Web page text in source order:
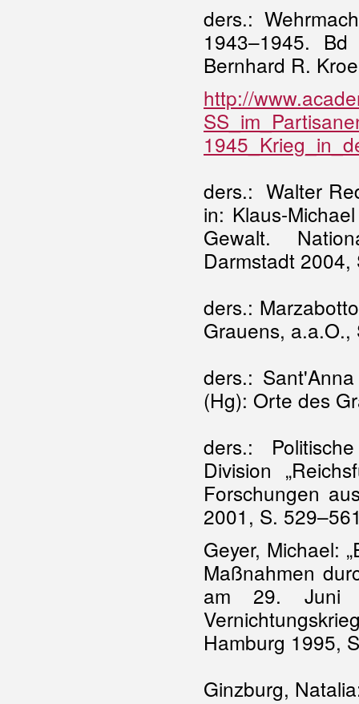
ders.:
1943–1945.
Bernhard R.
http://
ders.: Walter
in: Klaus-
Gewalt.
Darmstadt
ders.:
Grauens,
ders.:
(Hg): Orte des
ders.:
Division
Forschungen
2001, S.
Geyer, Michael:
Maßnahmen
am 29. Juni
Hamburg 1995,
Ginzburg,